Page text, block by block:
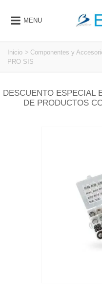
MENU
Inicio > Componentes y
PRO SIS
DESCUENTO ESPECIAL
DE PRODUCTOS